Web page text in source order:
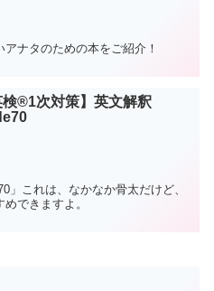
ナタのための本をご紹介！
検®️1次対策】英文解釈
」これは、なかなか骨太だけど、
できますよ。